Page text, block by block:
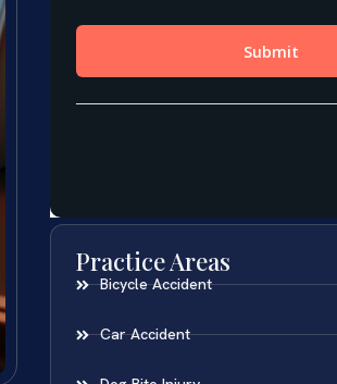
Practice Areas
Bicycle Accident
Car Accident